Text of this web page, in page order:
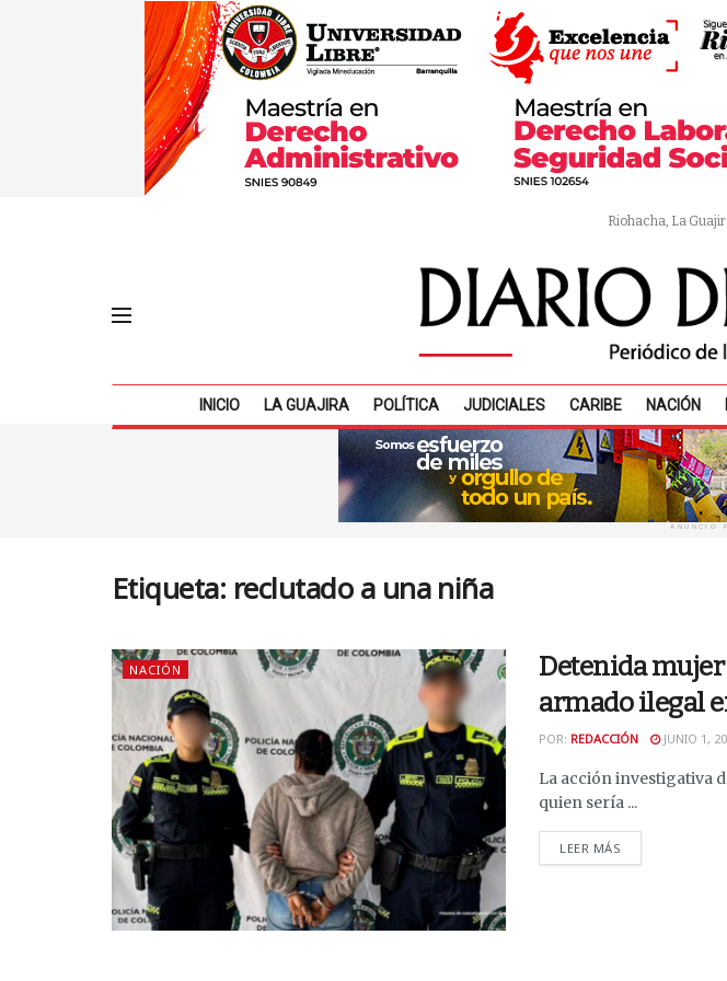
Riohacha, La
INICIO LA GUAJIRA POLÍTICA JUDICIALES CARIBE NACIÓN
ANUNCIO
Etiqueta: reclutado a una niña
NACIÓN
Detenida
armado ilegal
POR: REDACCIÓN JUNIO 1,
La acción investigativa
quien sería ...
LEER MÁS